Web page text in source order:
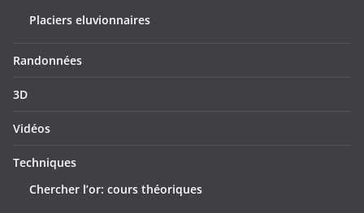
Placiers eluvionnaires
Randonnées
3D
Vidéos
Techniques
Chercher l’or: cours théoriques